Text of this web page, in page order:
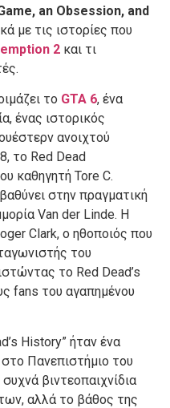
an Obsession, and
με τις ιστορίες που
2 και τι
το GTA 6, ένα
ένας ιστορικός
ανοιχτού
το Red Dead
καθηγητή Tore C.
στην πραγματική
Van der Linde. Η
Clark, ο ηθοποιός που
του
το Red Dead’s
fans του αγαπημένου
History” ήταν ένα
Πανεπιστήμιο του
βιντεοπαιχνίδια
αλλά το βάθος της